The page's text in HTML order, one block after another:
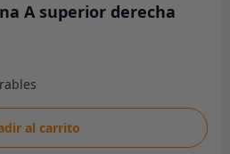
A superior derecha
al carrito